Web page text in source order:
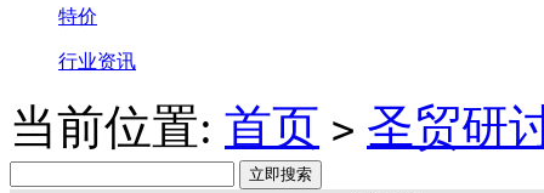
特价
行业资讯
当前位置: 首页 > 圣贸研